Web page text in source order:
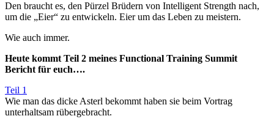
Den braucht es, den Pürzel Brüdern von Intelligent Strength nach,
um die „Eier“ zu entwickeln. Eier um das Leben zu meistern.
Wie auch immer.
Heute kommt Teil 2 meines Functional Training Summit
Bericht für euch….
Teil 1
Wie man das dicke Asterl bekommt haben sie beim Vortrag
unterhaltsam rübergebracht.